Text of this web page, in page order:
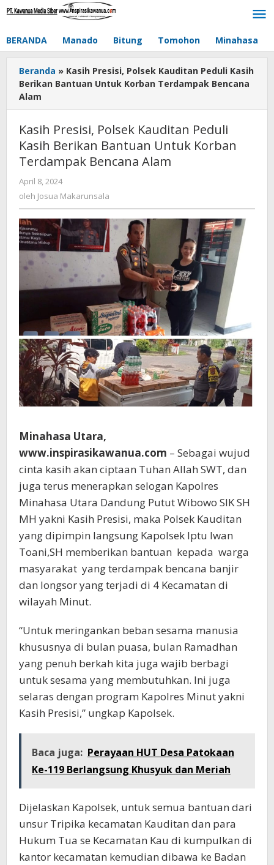
Lewati
BERANDA Manado Bitung Tomohon Minahasa
Beranda » Kasih Presisi, Polsek Kauditan Peduli Kasih
Berikan Bantuan Untuk Korban Terdampak Bencana
Alam
Kasih Presisi, Polsek Kauditan Peduli
Kasih Berikan Bantuan Untuk Korban
Terdampak Bencana Alam
April 8, 2024
Josua
oleh Josua Makarunsala
Minahasa Utara,
www.inspirasikawanua.com – Sebagai wujud
cinta kasih akan ciptaan Tuhan Allah SWT, dan
juga terus menerapkan selogan Kapolres
Minahasa Utara Dandung Putut Wibowo SIK SH
MH yakni Kasih Presisi, maka Polsek Kauditan
yang dipimpin langsung Kapolsek Iptu Iwan
Toani,SH memberikan bantuan kepada warga
masyarakat yang terdampak bencana banjir
dan longsor yang terjadi di 4 Kecamatan di
wilayah Minut.
“Untuk meringankan beban sesama manusia
khususnya di bulan puasa, bulan Ramadhan
yang penuh berkah kita juga wajib berbagi
untuk sesama yang membutuhkan. Ini juga
selaras dengan program Kapolres Minut yakni
Kasih Presisi,” ungkap Kapolsek.
Baca juga: Perayaan HUT Desa Patokaan
Ke-119 Berlangsung Khusyuk dan Meriah
Dijelaskan Kapolsek, untuk semua bantuan dari
unsur Tripika kecamatan Kauditan dan para
Hukum Tua se Kecamatan Kau di kumpulkan di
kantor kecamatan kemudian dibawa ke Badan